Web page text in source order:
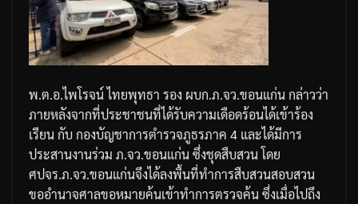
พ.ต.อ.ไพโรจน์ไทยพุทธา รอง ผบก.ภ.จว.ขอนแก่นกล่าวว่า
ภายหลังจากที่ประชาชนที่ได้รับความเดือดร้อนได้เข้าร้อง
เรียนกับกองบัญชาการตำรวจภูธรภาค 4 และได้มีการ
ประสานงานร่วม ภ.จว.ขอนแก่นซึ่งชุดสืบสวนโดย
ศปจร.ภ.จว.ขอนแก่นจึงได้ลงพื้นที่ทำการสืบสวนสอบสวน
ขออำนาจศาลขอหมายค้นเข้าทำการตรวจค้นซึ่งเมื่อไปถึง